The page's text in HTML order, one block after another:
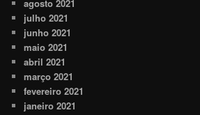
agosto 2021
julho 2021
junho 2021
maio 2021
abril 2021
março 2021
fevereiro 2021
janeiro 2021